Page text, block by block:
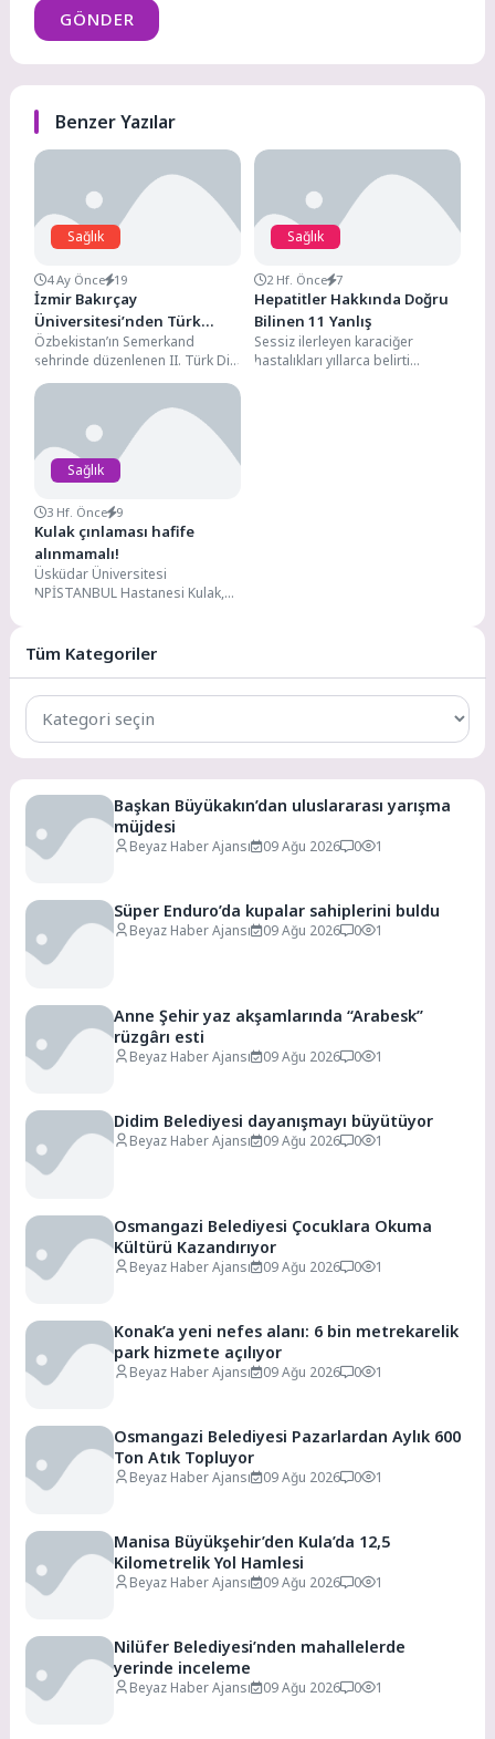
GÖNDER
Benzer Yazılar
Sağlık
4 Ay Önce 19
İzmir Bakırçay
Üniversitesi’nden Türk
Dünyası Sağlık Vizyonuna
Güçlü Katkı
Özbekistan’ın Semerkand
şehrinde düzenlenen II. Türk Dili
Konuşan Devletler Birliği
Onkologları Kongresi, Türk
dünyasının sağlık...
Sağlık
2 Hf. Önce 7
Hepatitler Hakkında Doğru
Bilinen 11 Yanlış
Sessiz ilerleyen karaciğer
hastalıkları yıllarca belirti
Sağlık
3 Hf. Önce 9
Kulak çınlaması hafife
alınmamalı!
Üsküdar Üniversitesi
NPİSTANBUL Hastanesi Kulak,
çınlamasının...
Tüm Kategoriler
Tüm
Kategoriler
Başkan Büyükakın’dan uluslararası yarışma
müjdesi
Beyaz Haber Ajansı 09 Ağu 2026 0 1
Süper Enduro’da kupalar sahiplerini buldu
Beyaz Haber Ajansı 09 Ağu 2026 0 1
Anne Şehir yaz akşamlarında “Arabesk”
rüzgârı esti
Beyaz Haber Ajansı 09 Ağu 2026 0 1
Didim Belediyesi dayanışmayı büyütüyor
Beyaz Haber Ajansı 09 Ağu 2026 0 1
Osmangazi Belediyesi Çocuklara Okuma
Kültürü Kazandırıyor
Beyaz Haber Ajansı 09 Ağu 2026 0 1
Konak’a yeni nefes alanı: 6 bin metrekarelik
park hizmete açılıyor
Beyaz Haber Ajansı 09 Ağu 2026 0 1
Osmangazi Belediyesi Pazarlardan Aylık 600
Ton Atık Topluyor
Beyaz Haber Ajansı 09 Ağu 2026 0 1
Manisa Büyükşehir’den Kula’da 12,5
Kilometrelik Yol Hamlesi
Beyaz Haber Ajansı 09 Ağu 2026 0 1
Nilüfer Belediyesi’nden mahallelerde
yerinde inceleme
Beyaz Haber Ajansı 09 Ağu 2026 0 1